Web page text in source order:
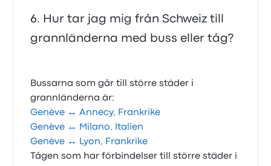
Hur tar jag mig från Schweiz till
grannländerna med buss eller tåg?
Bussarna som går till större städer i
grannländerna är:
Genève ↔ Annecy, Frankrike
Genève ↔ Milano, Italien
Genève ↔ Lyon, Frankrike
Tågen som har förbindelser till större städer i